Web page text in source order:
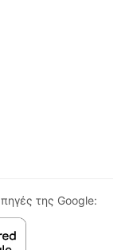
της Google: